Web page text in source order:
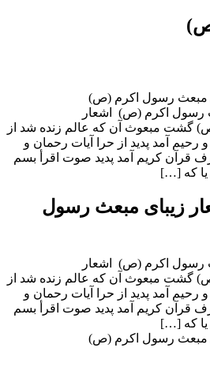
مبعث رسول اکرم (ص)
اکرم (ص) اشعار
گشت مبعوث آن که عالم زنده شد از
رحیم آمد پدید از حرا آیات رحمان و
قرآن کریم آمد پدید صوت اقرأ بسم
که […]
زیبای مبعث رسول
اکرم (ص) اشعار
گشت مبعوث آن که عالم زنده شد از
رحیم آمد پدید از حرا آیات رحمان و
قرآن کریم آمد پدید صوت اقرأ بسم
که […]
مبعث رسول اکرم (ص)